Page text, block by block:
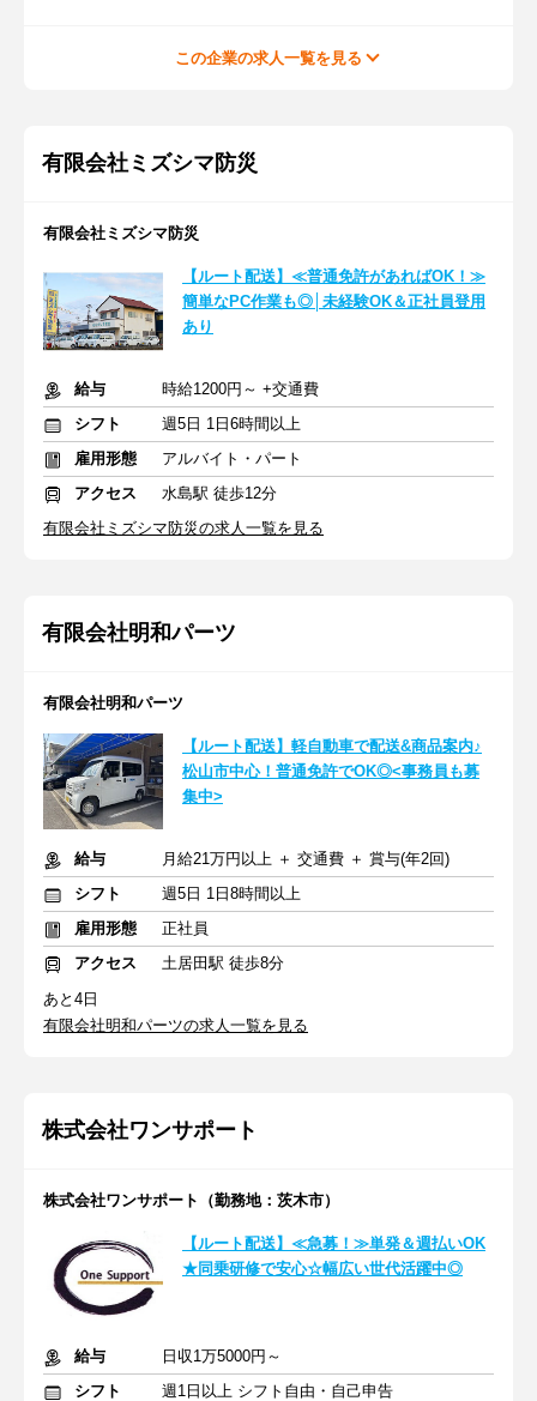
この企業の求人一覧を見る
有限会社ミズシマ防災
有限会社ミズシマ防災
【ルート配送】≪普通免許があればOK！≫
簡単なPC作業も◎│未経験OK＆正社員登用
あり
給与
時給1200円～ +交通費
シフト
週5日 1日6時間以上
雇用形態
アルバイト・パート
アクセス
水島駅 徒歩12分
有限会社ミズシマ防災の求人一覧を見る
有限会社明和パーツ
有限会社明和パーツ
【ルート配送】軽自動車で配送&商品案内♪
松山市中心！普通免許でOK◎<事務員も募
集中>
給与
月給21万円以上 ＋ 交通費 ＋ 賞与(年2回)
シフト
週5日 1日8時間以上
雇用形態
正社員
アクセス
土居田駅 徒歩8分
あと4日
有限会社明和パーツの求人一覧を見る
株式会社ワンサポート
株式会社ワンサポート（勤務地：茨木市）
【ルート配送】≪急募！≫単発＆週払いOK
★同乗研修で安心☆幅広い世代活躍中◎
給与
日収1万5000円～
シフト
週1日以上 シフト自由・自己申告